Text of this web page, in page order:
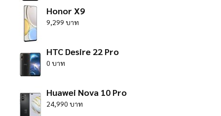
Honor X9
9,299 บาท
HTC Desire 22 Pro
0 บาท
Huawei Nova 10 Pro
24,990 บาท